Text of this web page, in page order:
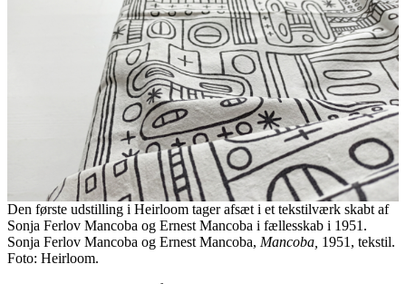
Den første udstilling i Heirloom tager afsæt i et tekstilværk skabt af
Sonja Ferlov Mancoba og Ernest Mancoba i fællesskab i 1951.
Sonja Ferlov Mancoba og Ernest Mancoba, Mancoba, 1951, tekstil.
Foto: Heirloom.